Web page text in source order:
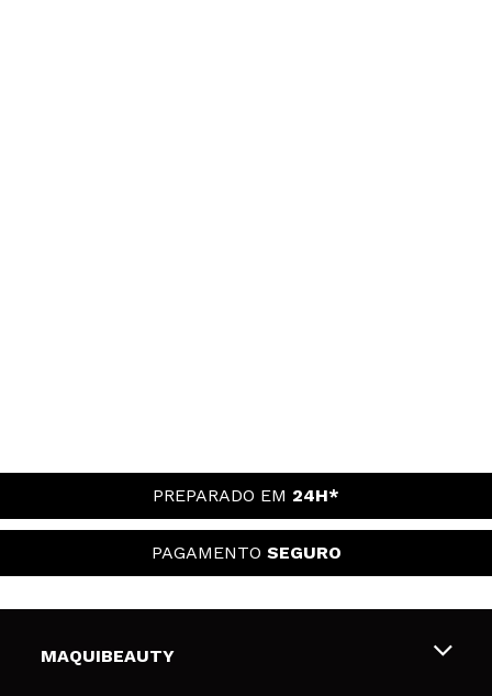
PREPARADO EM 24H*
PAGAMENTO SEGURO
MAQUIBEAUTY